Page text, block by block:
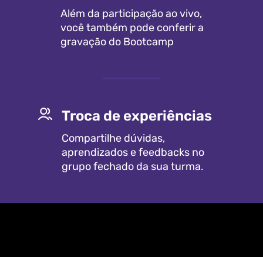
Além da participação ao vivo,
você também pode conferir a
gravação do Bootcamp
Troca de experiências
Compartilhe dúvidas,
aprendizados e feedbacks no
grupo fechado da sua turma.